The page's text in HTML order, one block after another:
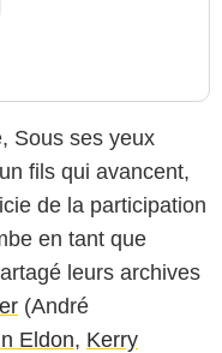
Sous ses yeux
fils qui avancent,
de la participation
en tant que
leurs archives
(André
Eldon, Kerry